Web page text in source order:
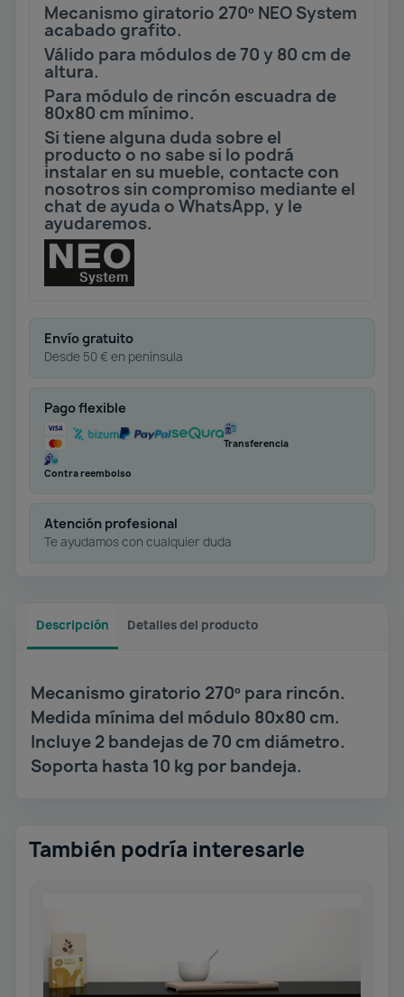
Mecanismo giratorio 270º NEO System
acabado grafito.
Válido para módulos de 70 y 80 cm de
altura.
Para módulo de rincón escuadra de
80x80 cm mínimo.
Si tiene alguna duda sobre el
producto o no sabe si lo podrá
instalar en su mueble, contacte con
nosotros sin compromiso mediante el
chat de ayuda o WhatsApp, y le
ayudaremos.
Envío gratuito
Desde 50 € en península
Pago flexible
Transferencia
Contra reembolso
Atención profesional
Te ayudamos con cualquier duda
Descripción Detalles del producto
Mecanismo giratorio 270º para rincón.
Medida mínima del módulo 80x80 cm.
Incluye 2 bandejas de 70 cm diámetro.
Soporta hasta 10 kg por bandeja.
También podría interesarle